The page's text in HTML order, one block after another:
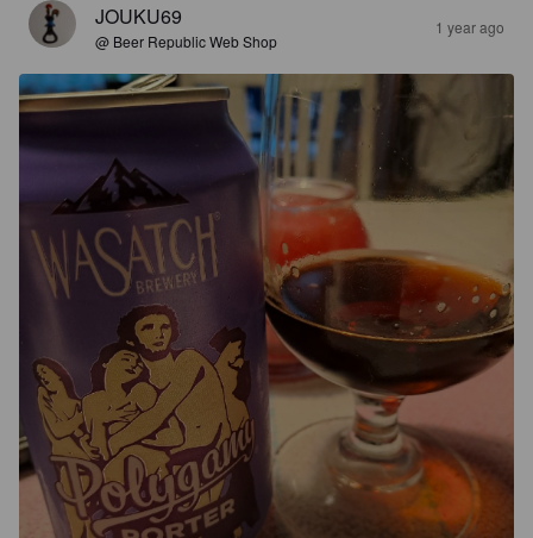
JOUKU69
@ Beer Republic Web Shop
1 year ago